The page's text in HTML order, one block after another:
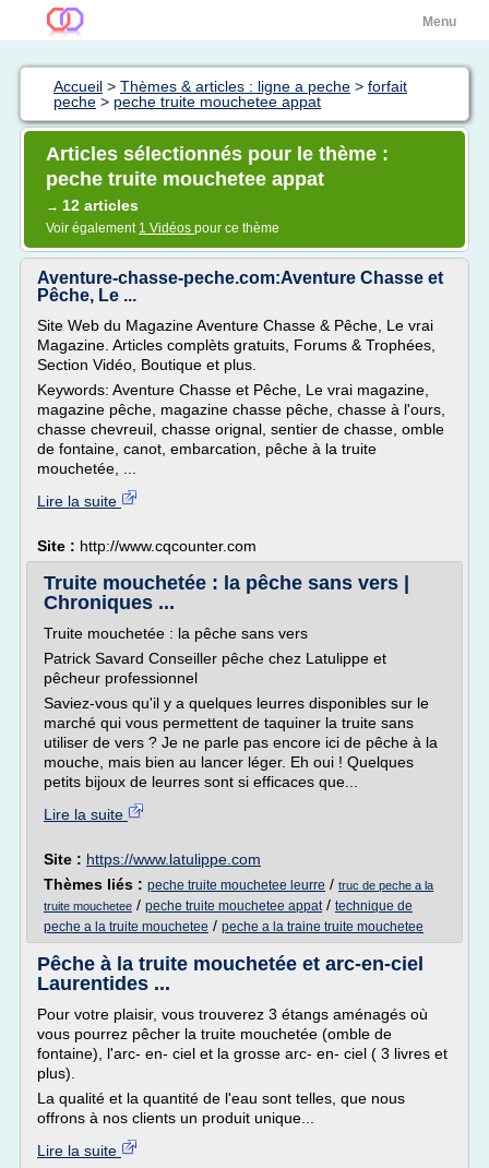
Menu
Accueil > Thèmes & articles : ligne a peche > forfait
peche > peche truite mouchetee appat
Articles sélectionnés pour le thème :
peche truite mouchetee appat
→ 12 articles
Voir également 1 Vidéos pour ce thème
Aventure-chasse-peche.com:Aventure Chasse et
Pêche, Le ...
Site Web du Magazine Aventure Chasse & Pêche, Le vrai
Magazine. Articles complèts gratuits, Forums & Trophées,
Section Vidéo, Boutique et plus.
Keywords: Aventure Chasse et Pêche, Le vrai magazine,
magazine pêche, magazine chasse pêche, chasse à l'ours,
chasse chevreuil, chasse orignal, sentier de chasse, omble
de fontaine, canot, embarcation, pêche à la truite
mouchetée, ...
Lire la suite
Site : http://www.cqcounter.com
Truite mouchetée : la pêche sans vers |
Chroniques ...
Truite mouchetée : la pêche sans vers
Patrick Savard Conseiller pêche chez Latulippe et
pêcheur professionnel
Saviez-vous qu'il y a quelques leurres disponibles sur le
marché qui vous permettent de taquiner la truite sans
utiliser de vers ? Je ne parle pas encore ici de pêche à la
mouche, mais bien au lancer léger. Eh oui ! Quelques
petits bijoux de leurres sont si efficaces que...
Lire la suite
Site : https://www.latulippe.com
Thèmes liés : peche truite mouchetee leurre / truc de peche a la
truite mouchetee / peche truite mouchetee appat/ technique de
peche a la truite mouchetee / peche a la traine truite mouchetee
Pêche à la truite mouchetée et arc-en-ciel
Laurentides ...
Pour votre plaisir, vous trouverez 3 étangs aménagés où
vous pourrez pêcher la truite mouchetée (omble de
fontaine), l'arc- en- ciel et la grosse arc- en- ciel ( 3 livres et
plus).
La qualité et la quantité de l'eau sont telles, que nous
offrons à nos clients un produit unique...
Lire la suite